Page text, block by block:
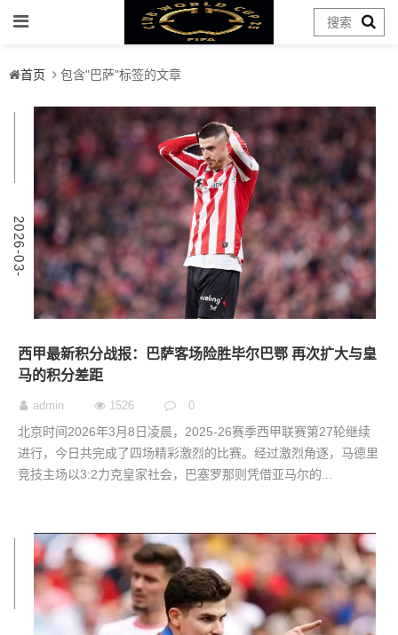
首页 包含"巴萨"标签的文章
2
0
2
6
-
0
3
-
0
西甲最新积分战报：巴萨客场险胜毕尔巴鄂 再次扩大与皇
马的积分差距
admin 1526 0
北京时间2026年3月8日凌晨，2025-26赛季西甲联赛第27轮继续
进行，今日共完成了四场精彩激烈的比赛。经过激烈角逐，马德里
竞技主场以3:2力克皇家社会，巴塞罗那则凭借亚马尔的...